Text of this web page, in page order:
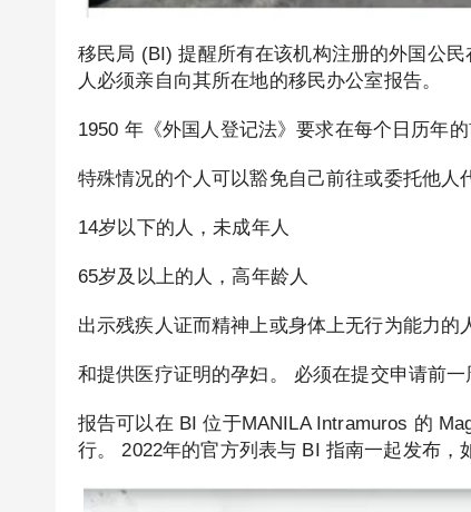
移民局 (BI) 提醒所有在该机构注册的外国公
人必须亲自向其所在地的移民办公室报告。
1950 年《外国人登记法》要求在每个日历年
特殊情况的个人可以豁免自己前往或委托他人
14岁以下的人，未成年人
65岁及以上的人，高年龄人
出示残疾人证而精神上或身体上无行为能力的
和提供医疗证明的孕妇。 必须在提交申请前一
报告可以在 BI 位于MANILA Intramuros 的
行。 2022年的官方列表与 BI 指南一起发布，